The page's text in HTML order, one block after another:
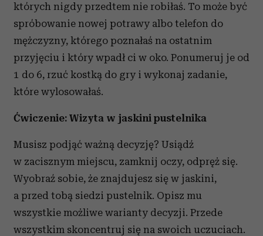
których nigdy przedtem nie robiłaś. To może być
spróbowanie nowej potrawy albo telefon do
mężczyzny, którego poznałaś na ostatnim
przyjęciu i który wpadł ci w oko. Ponumeruj je od
1 do 6, rzuć kostką do gry i wykonaj zadanie,
które wylosowałaś.
Ćwiczenie: Wizyta w jaskini pustelnika
Musisz podjąć ważną decyzję? Usiądź
w zacisznym miejscu, zamknij oczy, odpręż się.
Wyobraź sobie, że znajdujesz się w jaskini,
a przed tobą siedzi pustelnik. Opisz mu
wszystkie możliwe warianty decyzji. Przede
wszystkim skoncentruj się na swoich uczuciach.